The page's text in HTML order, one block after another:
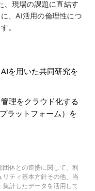
、現場の課題に直結す
、AI活用の倫理性につ
。
を用いた共同研究を
理をクラウド化する
ラットフォーム）を
体との連携に関して、利
ティ基本方針その他、当
計したデータを活用して